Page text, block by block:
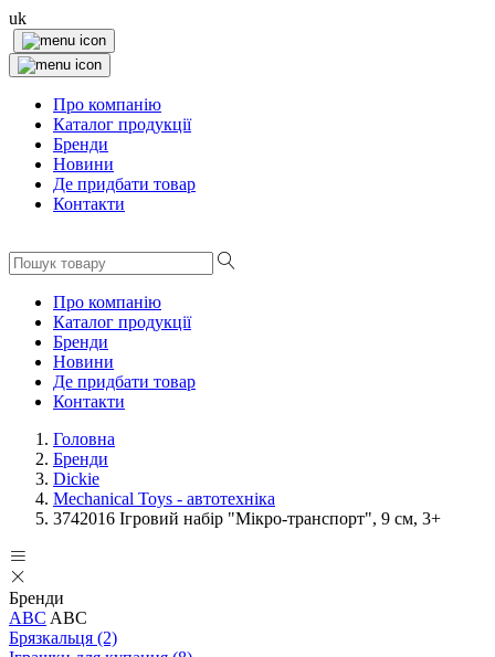
uk
Про компанію
Каталог продукції
Бренди
Новини
Де придбати товар
Контакти
Про компанію
Каталог продукції
Бренди
Новини
Де придбати товар
Контакти
Головна
Бренди
Dickie
Mechanical Toys - автотехніка
3742016 Ігровий набір "Мікро-транспорт", 9 см, 3+
Бренди
ABC ABC
Брязкальця (2)